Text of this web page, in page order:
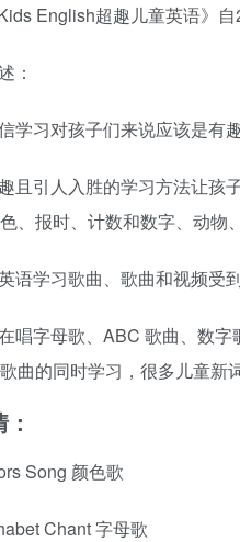
English超趣儿童英语》自
：
习对孩子们来说应该是有
引人入胜的学习方法让孩
、报时、计数和数字、动物
学习歌曲、歌曲和视频受
字母歌、ABC 歌曲、数字
曲的同时学习，很多儿童新
Song 颜色歌
Chant 字母歌